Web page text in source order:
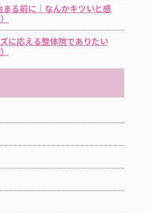
る前に｜なんかキツいと感
に応える整体院でありたい